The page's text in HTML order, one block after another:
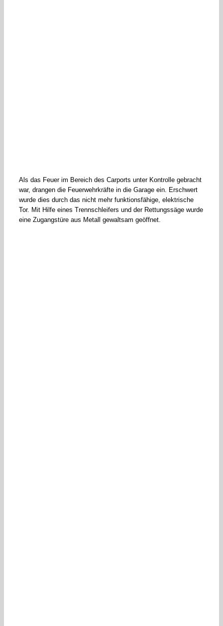
Als das Feuer im Bereich des Carports unter Kontrolle gebracht
war, drangen die Feuerwehrkräfte in die Garage ein. Erschwert
wurde dies durch das nicht mehr funktionsfähige, elektrische
Tor. Mit Hilfe eines Trennschleifers und der Rettungssäge wurde
eine Zugangstüre aus Metall gewaltsam geöffnet.